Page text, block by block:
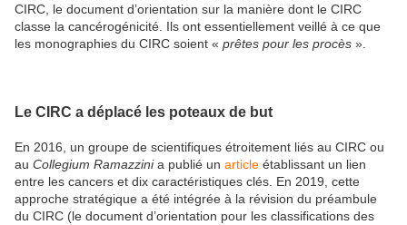
CIRC, le document d’orientation sur la manière dont le CIRC
classe la cancérogénicité. Ils ont essentiellement veillé à ce que
les monographies du CIRC soient « prêtes pour les procès ».
Le CIRC a déplacé les poteaux de but
En 2016, un groupe de scientifiques étroitement liés au CIRC ou
au Collegium Ramazzinia publié un article établissant un lien
entre les cancers et dix caractéristiques clés. En 2019, cette
approche stratégique a été intégrée à la révision du préambule
du CIRC (le document d’orientation pour les classifications des